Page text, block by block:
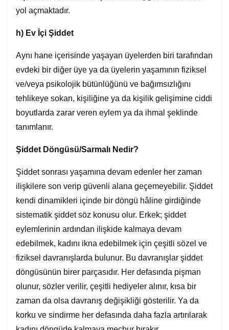
yol açmaktadır.
h) Ev İçi Şiddet
Aynı hane içerisinde yaşayan üyelerden biri tarafından
evdeki bir diğer üye ya da üyelerin yaşamının fiziksel
ve/veya psikolojik bütünlüğünü ve bağımsızlığını
tehlikeye sokan, kişiliğine ya da kişilik gelişimine ciddi
boyutlarda zarar veren eylem ya da ihmal şeklinde
tanımlanır.
Şiddet Döngüsü/Sarmalı Nedir?
Şiddet sonrası yaşamına devam edenler her zaman
ilişkilere son verip güvenli alana geçemeyebilir. Şiddet
kendi dinamikleri içinde bir döngü hâline girdiğinde
sistematik şiddet söz konusu olur. Erkek; şiddet
eylemlerinin ardından ilişkide kalmaya devam
edebilmek, kadını ikna edebilmek için çeşitli sözel ve
fiziksel davranışlarda bulunur. Bu davranışlar şiddet
döngüsünün birer parçasıdır. Her defasında pişman
olunur, sözler verilir, çeşitli hediyeler alınır, kısa bir
zaman da olsa davranış değişikliği gösterilir. Ya da
korku ve sindirme her defasında daha fazla artırılarak